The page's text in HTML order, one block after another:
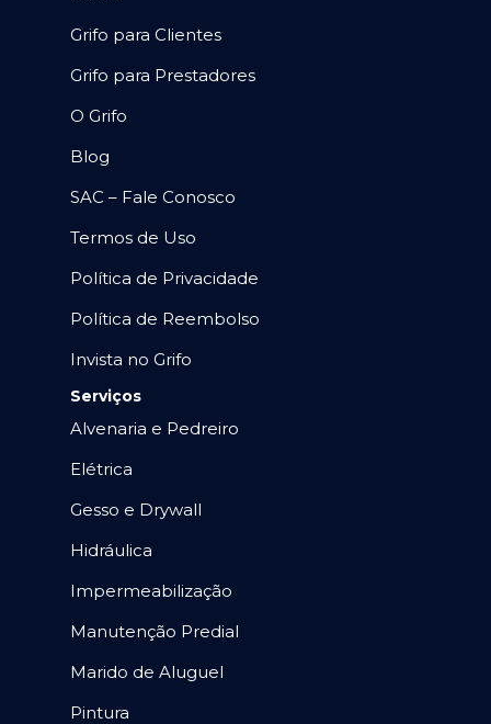
Grifo para Clientes
Grifo para Prestadores
O Grifo
Blog
SAC – Fale Conosco
Termos de Uso
Política de Privacidade
Política de Reembolso
Invista no Grifo
Serviços
Alvenaria e Pedreiro
Elétrica
Gesso e Drywall
Hidráulica
Impermeabilização
Manutenção Predial
Marido de Aluguel
Pintura